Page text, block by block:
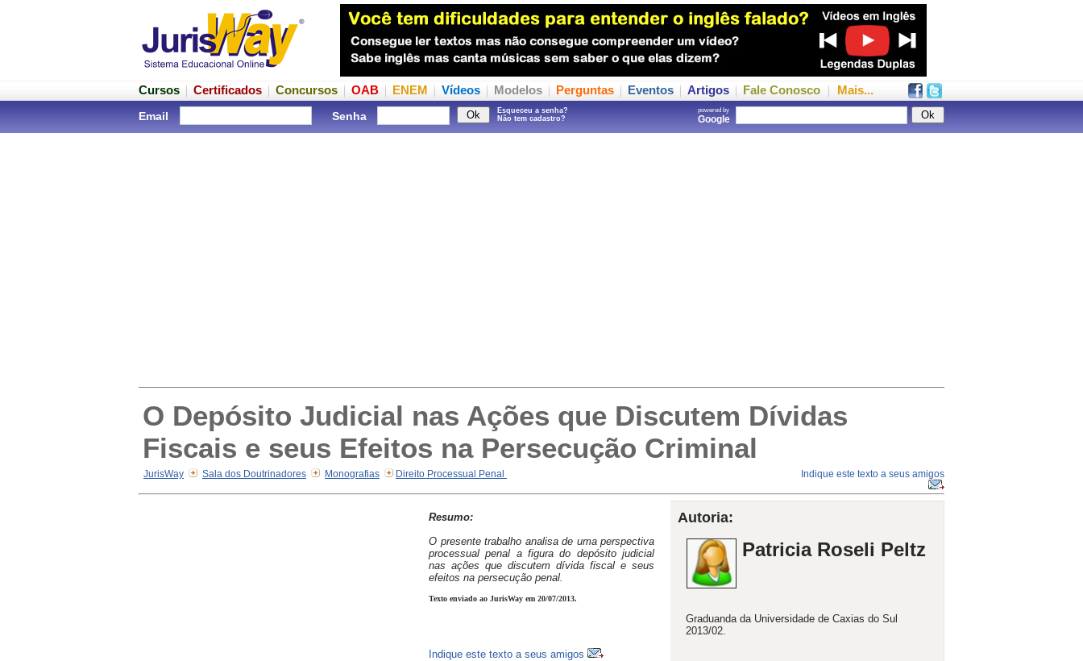
Cursos Certificados Concursos OAB ENEM Vídeos Modelos Perguntas Eventos Artigos Fale Conosco Mais...
Email Senha
Esqueceu a senha?
Não tem cadastro?
powered by
Google
O Depósito Judicial nas Ações que Discutem Dívidas
Fiscais e seus Efeitos na Persecução Criminal
JurisWay Sala dos Doutrinadores Monografias Direito Processual Penal Indique este texto a seus amigos
Autoria:
Patricia Roseli Peltz
Graduanda da Universidade de Caxias do Sul
2013/02.
Resumo:
O presente trabalho analisa de uma perspectiva
processual penal a figura do depósito judicial
nas ações que discutem dívida fiscal e seus
efeitos na persecução penal.
Texto enviado ao JurisWay em 20/07/2013.
Indique este texto a seus amigos